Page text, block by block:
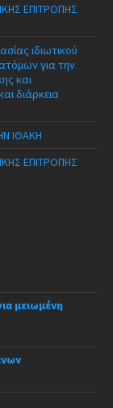
ΕΠΙΤΡΟΠΗΣ
ιδιωτικού
για την
και
διάρκεια
ΙΘΑΚΗ
ΕΠΙΤΡΟΠΗΣ
μειωμένη